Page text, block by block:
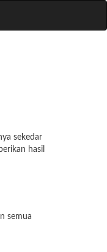
sekedar
hasil
semua